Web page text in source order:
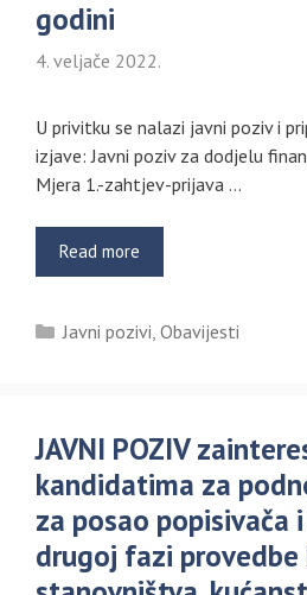
godini
4. veljače 2022.
U privitku se nalazi javni poziv i
izjave: Javni poziv za dodjelu
Mjera 1.-zahtjev-prijava …
Read more
Kategorije
Javni pozivi, Obavijesti
JAVNI POZIV
kandidatima za
za posao popisivača
drugoj fazi provedbe